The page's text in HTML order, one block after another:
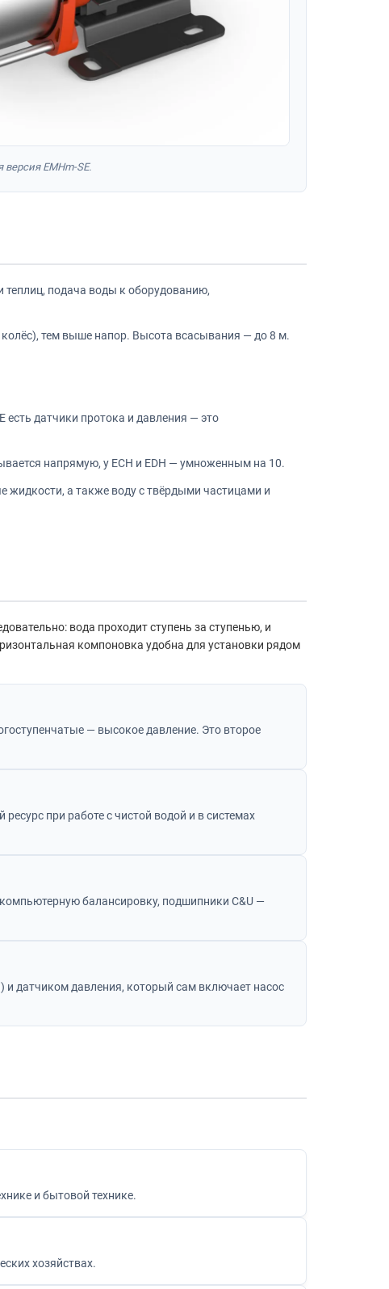
версия EMHm-SE.
теплиц, подача воды к оборудованию,
тем выше напор. Высота всасывания — до 8 м.
датчики протока и давления — это
напрямую, у ECH и EDH — умноженным на 10.
жидкости, а также воду с твёрдыми частицами и
вода проходит ступень за ступенью, и
компоновка удобна для установки рядом
— высокое давление. Это второе
при работе с чистой водой и в системах
балансировку, подшипники C&U —
и датчиком давления, который сам включает насос
и бытовой технике.
хозяйствах.